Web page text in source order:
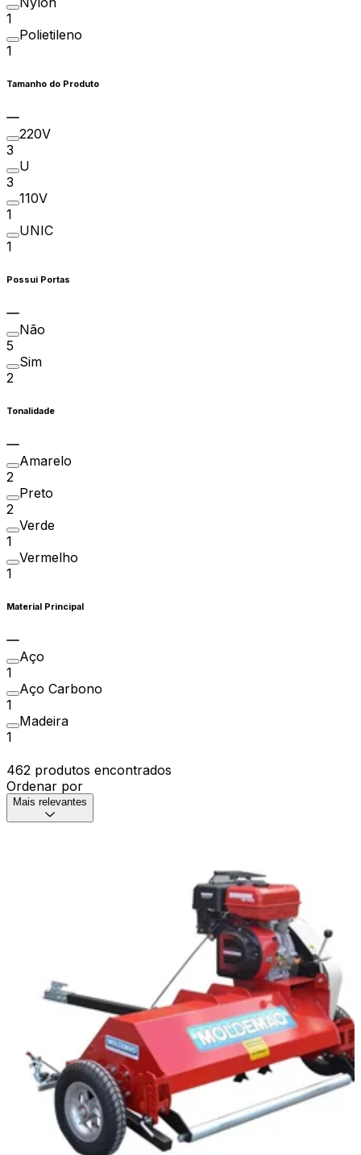
1
Polietileno
1
Tamanho do Produto
220V
3
U
3
110V
1
UNIC
1
Possui Portas
Não
5
Sim
2
Tonalidade
Amarelo
2
Preto
2
Verde
1
Vermelho
1
Material Principal
Aço
1
Aço Carbono
1
Madeira
1
462 produtos encontrados
Ordenar por
Mais relevantes